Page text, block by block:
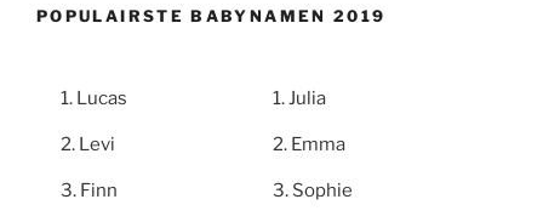
POPULAIRSTE BABYNAMEN 2019
Lucas
Levi
Finn
Julia
Emma
Sophie